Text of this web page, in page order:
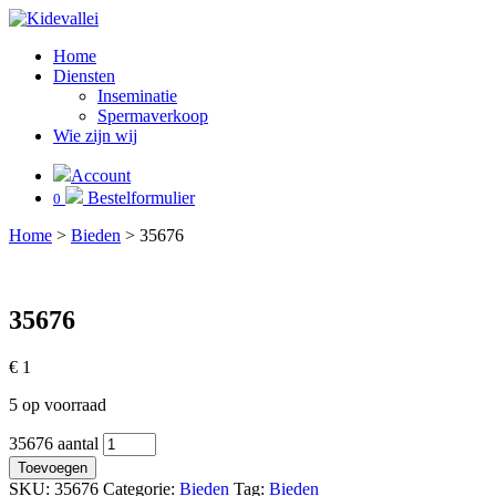
Home
Diensten
Inseminatie
Spermaverkoop
Wie zijn wij
Account
0
Bestelformulier
Home > Bieden > 35676
35676
€ 1
5 op voorraad
35676 aantal
Toevoegen
SKU: 35676 Categorie: Bieden Tag: Bieden